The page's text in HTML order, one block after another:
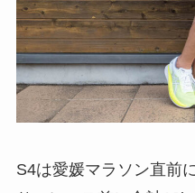
S4は愛媛マラソン直前